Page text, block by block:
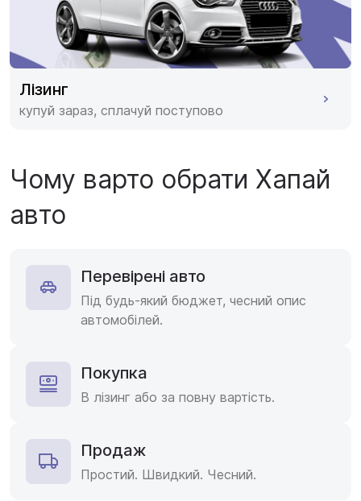
Лізинг
купуй зараз, сплачуй поступово
Чому варто обрати Хапай
авто
Перевірені авто
Під будь-який бюджет, чесний опис
автомобілей.
Покупка
В лізинг або за повну вартість.
Продаж
Простий. Швидкий. Чесний.